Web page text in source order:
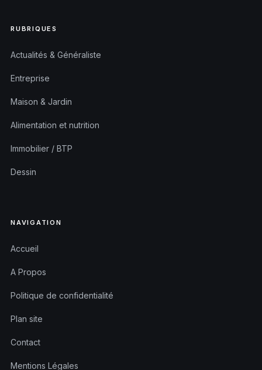
RUBRIQUES
Actualités & Généraliste
Entreprise
Maison & Jardin
Alimentation et nutrition
Immobilier / BTP
Dessin
NAVIGATION
Accueil
A Propos
Politique de confidentialité
Plan site
Contact
Mentions Légales